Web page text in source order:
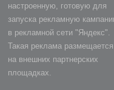
настроенную, готовую для
запуска рекламную
в рекламной сети "Яндекс".
Такая реклама размещается
на внешних партнерских
площадках.